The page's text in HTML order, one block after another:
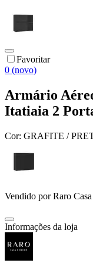
Favoritar
0 (novo)
Armário
Itatiaia 2
Cor: GRAFITE /
Vendido porRaro
Informações da loja